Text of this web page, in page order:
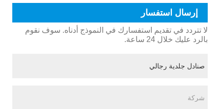
إرسال استفسار
لا تتردد في تقديم استفسارك في النموذج أدناه. سوف نقوم
بالرد عليك خلال 24 ساعة.